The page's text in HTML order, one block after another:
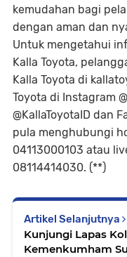
kemudahan bagi
dengan aman dan
Untuk mengetahui
Kalla Toyota,
Kalla Toyota di
Toyota di Instagram
@KallaToyotaID dan
pula menghubungi
04113000103 atau
08114414030. (**)
Artikel Selanjutnya
Kunjungi Lapas
Kemenkumham